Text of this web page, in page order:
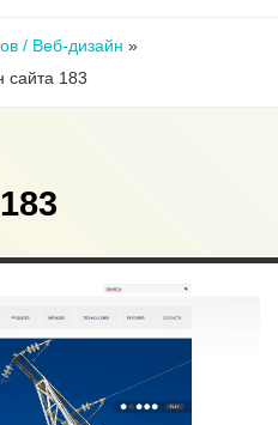
/ Веб-дизайн »
сайта 183